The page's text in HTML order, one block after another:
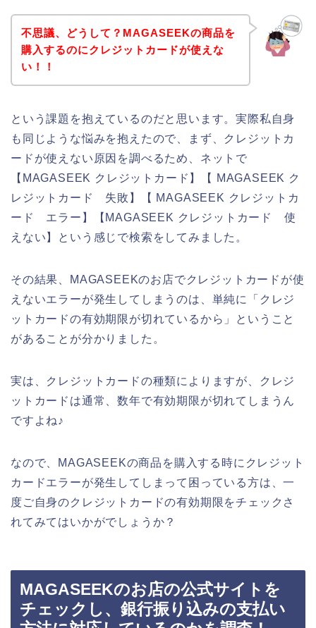
不思議、どうして？MAGASEEKの商品を
購入するのにクレジットカードが使えな
い！！
という課題を抱えているのだと思います。実際私自身
も同じような悩みを抱えたので、まず、クレジットカ
ードが使えない原因を調べるため、ネットで
【MAGASEEK クレジットカード】【 MAGASEEK ク
レジットカード 失敗】【 MAGASEEK クレジットカ
ード エラー】【MAGASEEK クレジットカード 使
えない】という感じで検索をしてみました。
その結果、MAGASEEKのお店でクレジットカードが使
えないエラーが発生してしまうのは、単純に「クレジ
ットカードの有効期限が切れているから」ということ
があることが分かりました。
実は、クレジットカードの種類によりますが、クレジ
ットカードは通常、数年で有効期限が切れてしまうん
ですよね♪
なので、MAGASEEKの商品を購入する時にクレジット
カードエラーが発生してしまって困っている方は、一
度ご自身のクレジットカードの有効期限をチェックさ
れてみてはいかがでしょうか？
MAGASEEKのお店の公式サイトを
チェックし、銀行振り込みの支払い